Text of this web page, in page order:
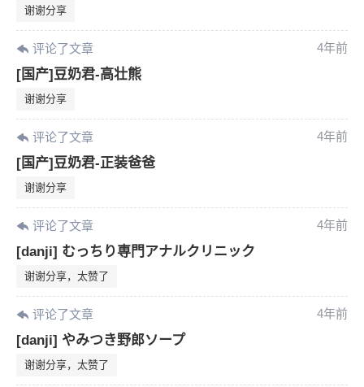
谢谢分享
评论了文章 4年前
[国产]豆奶君-高壮熊
谢谢分享
评论了文章 4年前
[国产]豆奶君-正装爸爸
谢谢分享
评论了文章 4年前
[danji] むっちり専門アナルクリニック
谢谢分享，太赞了
评论了文章 4年前
[danji] やみつき野郎ソープ
谢谢分享，太赞了